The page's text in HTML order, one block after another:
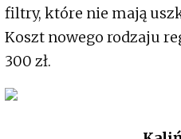
filtry, które nie mają
Koszt nowego rodzaju
300 zł.